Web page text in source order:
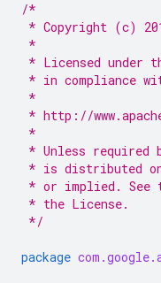
/*
* Copyright (c)
*
* Licensed under
* in compliance
*
* http://
*
* Unless required
* is distributed on
* or implied. See
* the License.
*/
package